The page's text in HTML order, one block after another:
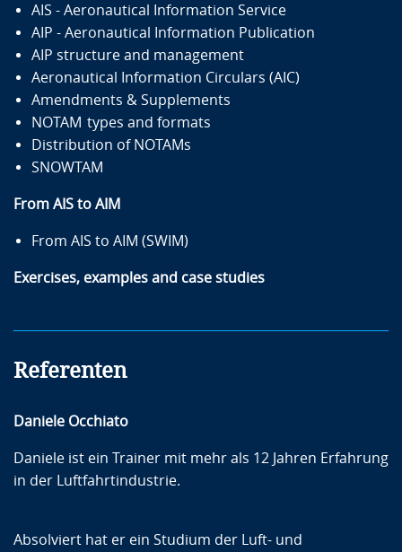
AIS - Aeronautical Information Service
AIP - Aeronautical Information Publication
AIP structure and management
Aeronautical Information Circulars (AIC)
Amendments & Supplements
NOTAM types and formats
Distribution of NOTAMs
SNOWTAM
From AIS to AIM
From AIS to AIM (SWIM)
Exercises, examples and case studies
Referenten
Daniele Occhiato
Daniele ist ein Trainer mit mehr als 12 Jahren Erfahrung
in der Luftfahrtindustrie.
Absolviert hat er ein Studium der Luft- und